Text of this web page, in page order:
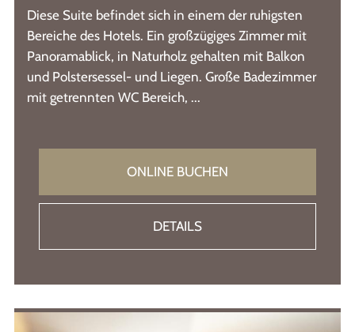
Diese Suite befindet sich in einem der ruhigsten
Bereiche des Hotels. Ein großzügiges Zimmer mit
Panoramablick, in Naturholz gehalten mit Balkon
und Polstersessel- und Liegen. Große Badezimmer
mit getrennten WC Bereich, ...
ONLINE BUCHEN
DETAILS